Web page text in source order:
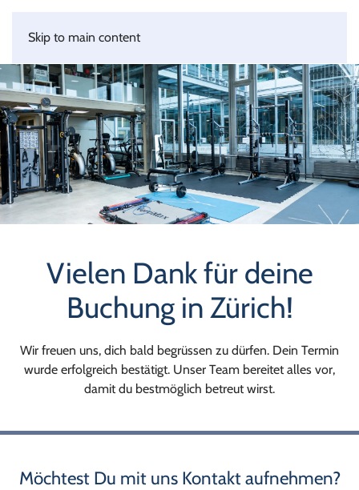
Skip to main content
Vielen Dank für deine
Buchung in Zürich!
Wir freuen uns, dich bald begrüssen zu dürfen. Dein Termin
wurde erfolgreich bestätigt. Unser Team bereitet alles vor,
damit du bestmöglich betreut wirst.
Möchtest Du mit uns Kontakt aufnehmen?